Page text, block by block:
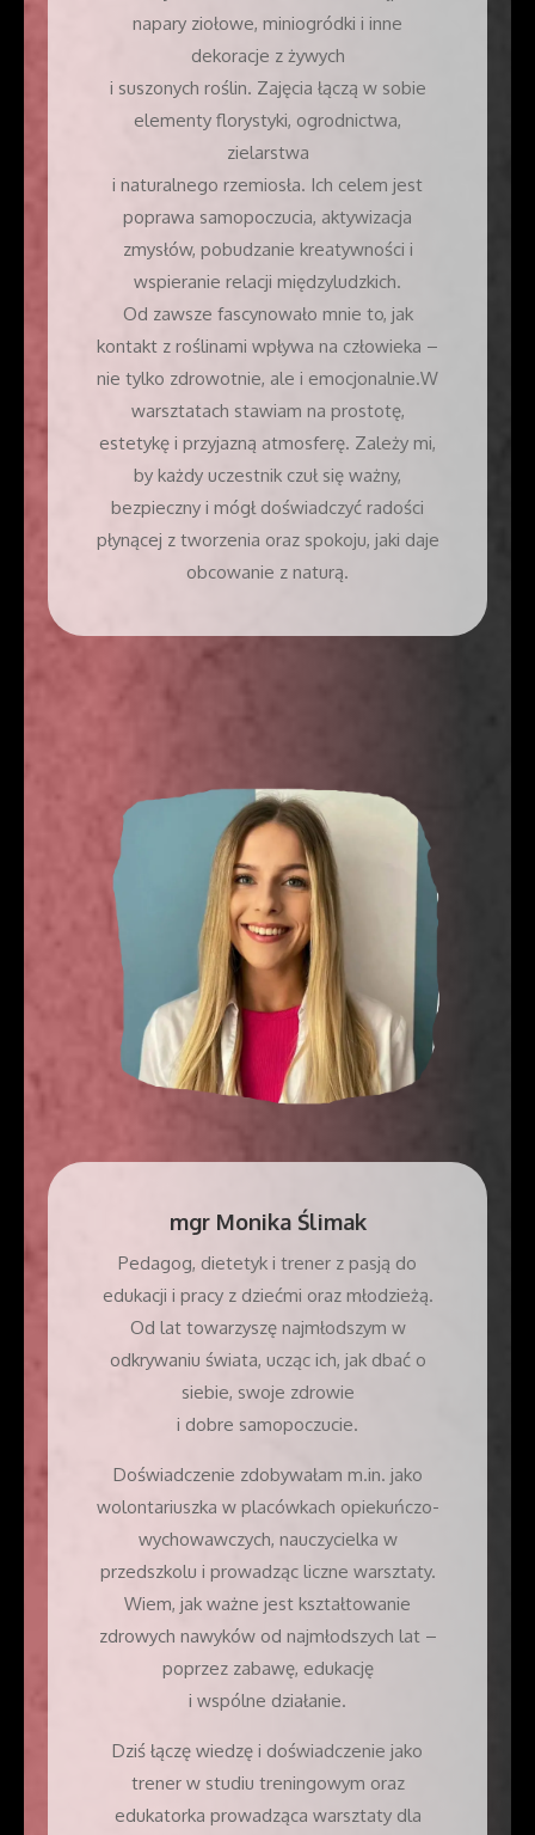
napary ziołowe, miniogródki i inne
dekoracje z żywych
i suszonych roślin. Zajęcia łączą w sobie
elementy florystyki, ogrodnictwa,
zielarstwa
i naturalnego rzemiosła. Ich celem jest
poprawa samopoczucia, aktywizacja
zmysłów, pobudzanie kreatywności i
wspieranie relacji międzyludzkich.
Od zawsze fascynowało mnie to, jak
kontakt z roślinami wpływa na człowieka –
nie tylko zdrowotnie, ale i emocjonalnie.W
warsztatach stawiam na prostotę,
estetykę i przyjazną atmosferę. Zależy mi,
by każdy uczestnik czuł się ważny,
bezpieczny i mógł doświadczyć radości
płynącej z tworzenia oraz spokoju, jaki daje
obcowanie z naturą.
mgr Monika Ślimak
Pedagog, dietetyk i trener z pasją do
edukacji i pracy z dziećmi oraz młodzieżą.
Od lat towarzyszę najmłodszym w
odkrywaniu świata, ucząc ich, jak dbać o
siebie, swoje zdrowie
i dobre samopoczucie.
Doświadczenie zdobywałam m.in. jako
wolontariuszka w placówkach opiekuńczo-
wychowawczych, nauczycielka w
przedszkolu i prowadząc liczne warsztaty.
Wiem, jak ważne jest kształtowanie
zdrowych nawyków od najmłodszych lat –
poprzez zabawę, edukację
i wspólne działanie.
Dziś łączę wiedzę i doświadczenie jako
trener w studiu treningowym oraz
edukatorka prowadząca warsztaty dla